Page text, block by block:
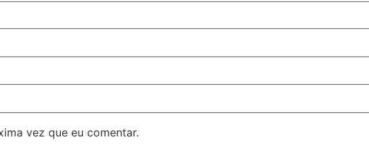
vez que eu comentar.